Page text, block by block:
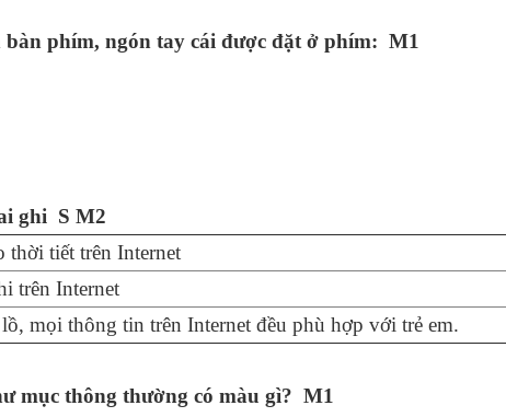
phím, ngón tay cái được đặt ở phím: M1
ghi S M2
thời tiết trên Internet
trên Internet
mọi thông tin trên Internet đều phù hợp với trẻ em.
mục thông thường có màu gì? M1